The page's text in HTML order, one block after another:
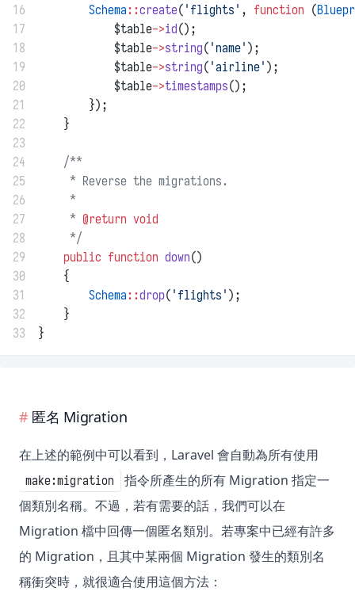
16
Schema::create( 'flights' , function (
17
            $table
->id();
18
            $table
->string( 'name' );
19
            $table
->string( 'airline' );
20
            $table
->timestamps();
21
        });
22
    }
23
24
/**
25
     * Reverse the migrations.
26
     *
27
     *
@return void
28
     */
29
public function down()
30
    {
31
Schema::drop( 'flights' );
32
    }
33
}
匿名 Migration
在上述的範例中可以看到，Laravel 會自動為所有使用
make:migration
指令所產生的所有 Migration 指定一
個類別名稱。不過，若有需要的話，我們可以在
Migration 檔中回傳一個匿名類別。若專案中已經有許多
的 Migration，且其中某兩個 Migration 發生的類別名
稱衝突時，就很適合使用這個方法：